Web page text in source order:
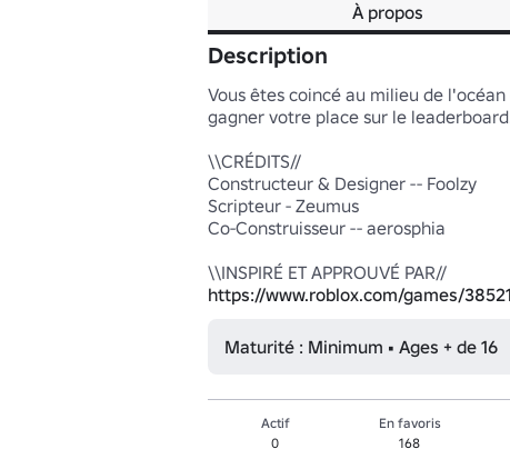
À propos
Description
Vous êtes coincé au milieu de
gagner votre place sur le
\\CRÉDITS//
Constructeur & Designer -- Foolzy
Scripteur - Zeumus
Co-Construisseur -- aerosphia
https://www.roblox.com/games/
Maturité : Minimum • Ages + de 16
Actif
0
En favoris
168